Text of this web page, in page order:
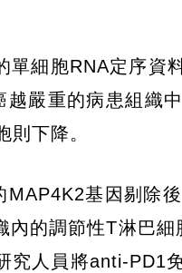
細胞RNA定序資
嚴重的病患組織
下降。
基因剔除
的調節性T淋巴
究人員將anti-PD1